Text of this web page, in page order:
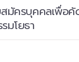
ครบุคคลเพื่อคั
มโยธา